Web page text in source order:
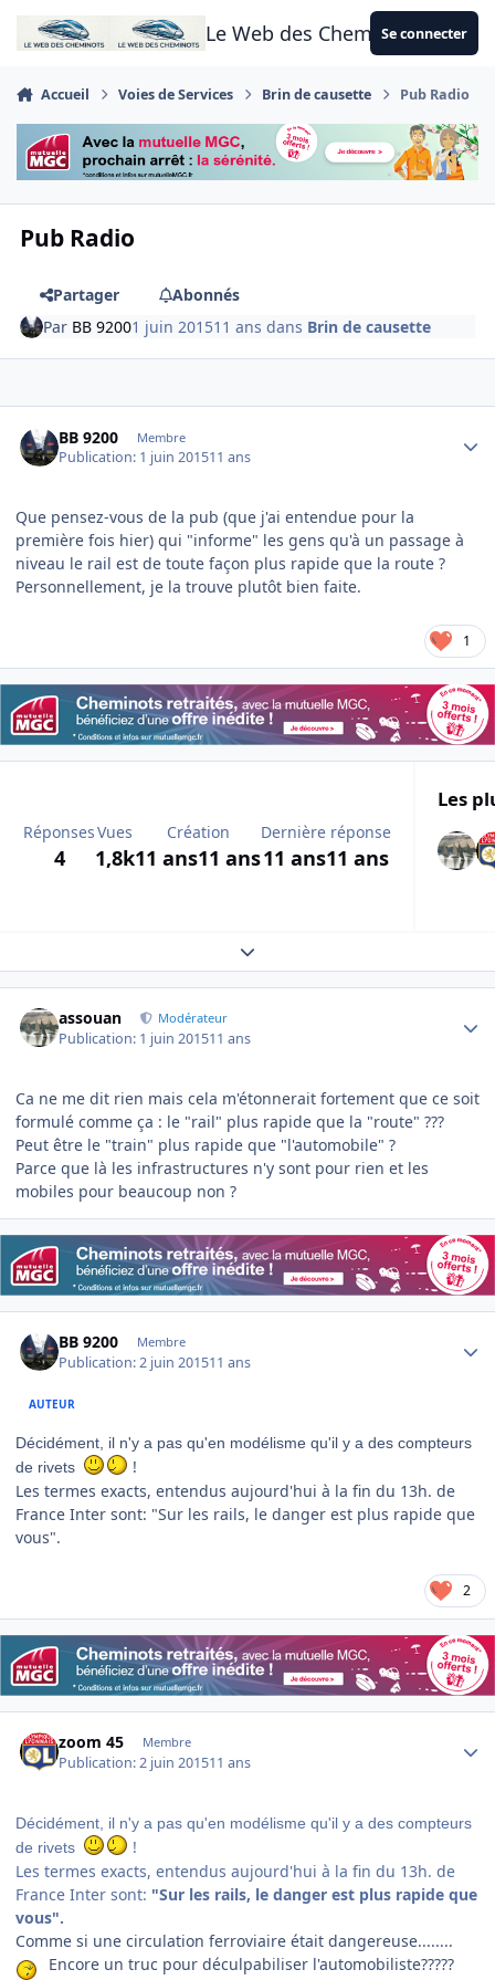
Aller au contenu
Le Web des CheminotsSe connecter
Accueil Voies de Services Brin de causette Pub Radio
Pub Radio
Partager
Abonnés
Par BB 92001 juin 201511 ans dans Brin de causette
BB 9200 Membre
Publication: 1 juin 201511 ans
Que pensez-vous de la pub (que j'ai entendue pour la
première fois hier) qui "informe" les gens qu'à un passage à
niveau le rail est de toute façon plus rapide que la route ?
Personnellement, je la trouve plutôt bien faite.
1
Réponses
4
Vues
1,8k
Création
11 ans11 ans
Dernière réponse
11 ans11 ans
Les
Expand topic overview
assouan Modérateur
Publication: 1 juin 201511 ans
Ca ne me dit rien mais cela m'étonnerait fortement que ce soit
formulé comme ça : le "rail" plus rapide que la "route" ???
Peut être le "train" plus rapide que "l'automobile" ?
Parce que là les infrastructures n'y sont pour rien et les
mobiles pour beaucoup non ?
BB 9200 Membre
Publication:2 juin 201511 ans
AUTEUR
Décidément, il n'y a pas qu'en modélisme qu'il y a des compteurs
de rivets
!
Les termes exacts, entendus aujourd'hui à la fin du 13h. de
France Inter sont: "Sur les rails, le danger est plus rapide que
vous".
2
zoom 45 Membre
Publication:2 juin 201511 ans
Décidément, il n'y a pas qu'en modélisme qu'il y a des compteurs
de rivets
!
Les termes exacts, entendus aujourd'hui à la fin du 13h. de
France Inter sont: "Sur les rails, le danger est plus rapide que
vous".
Comme si une circulation ferroviaire était dangereuse........
Encore un truc pour déculpabiliser l'automobiliste?????